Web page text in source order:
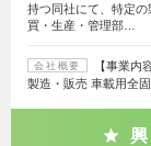
持つ同社にて、特定
買・生産・管理部…
会社概要
【事業内
製造・販売 車載用全